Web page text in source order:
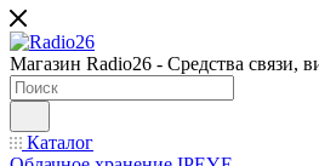
Магазин Radio26 - Средства связи,
Каталог